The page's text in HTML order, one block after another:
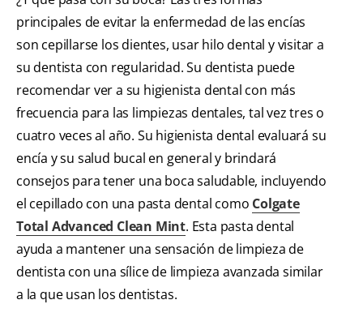
principales de evitar la enfermedad de las encías
son cepillarse los dientes, usar hilo dental y visitar a
su dentista con regularidad. Su dentista puede
recomendar ver a su higienista dental con más
frecuencia para las limpiezas dentales, tal vez tres o
cuatro veces al año. Su higienista dental evaluará su
encía y su salud bucal en general y brindará
consejos para tener una boca saludable, incluyendo
el cepillado con una pasta dental como Colgate
Total Advanced Clean Mint. Esta pasta dental
ayuda a mantener una sensación de limpieza de
dentista con una sílice de limpieza avanzada similar
a la que usan los dentistas.